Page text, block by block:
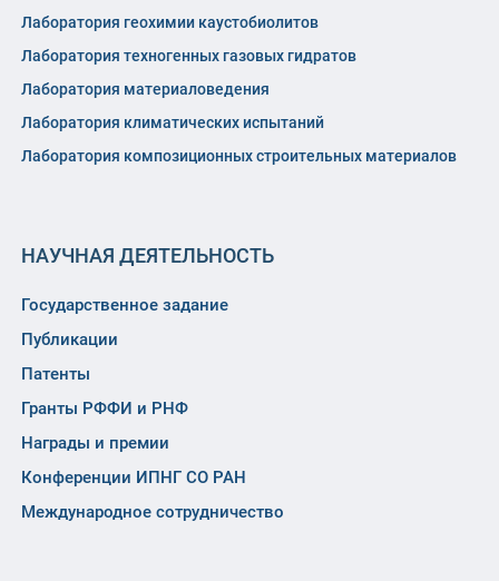
Лаборатория геохимии каустобиолитов
Лаборатория техногенных газовых гидратов
Лаборатория материаловедения
Лаборатория климатических испытаний
Лаборатория композиционных строительных материалов
НАУЧНАЯ ДЕЯТЕЛЬНОСТЬ
Государственное задание
Публикации
Патенты
Гранты РФФИ и РНФ
Награды и премии
Конференции ИПНГ СО РАН
Международное сотрудничество